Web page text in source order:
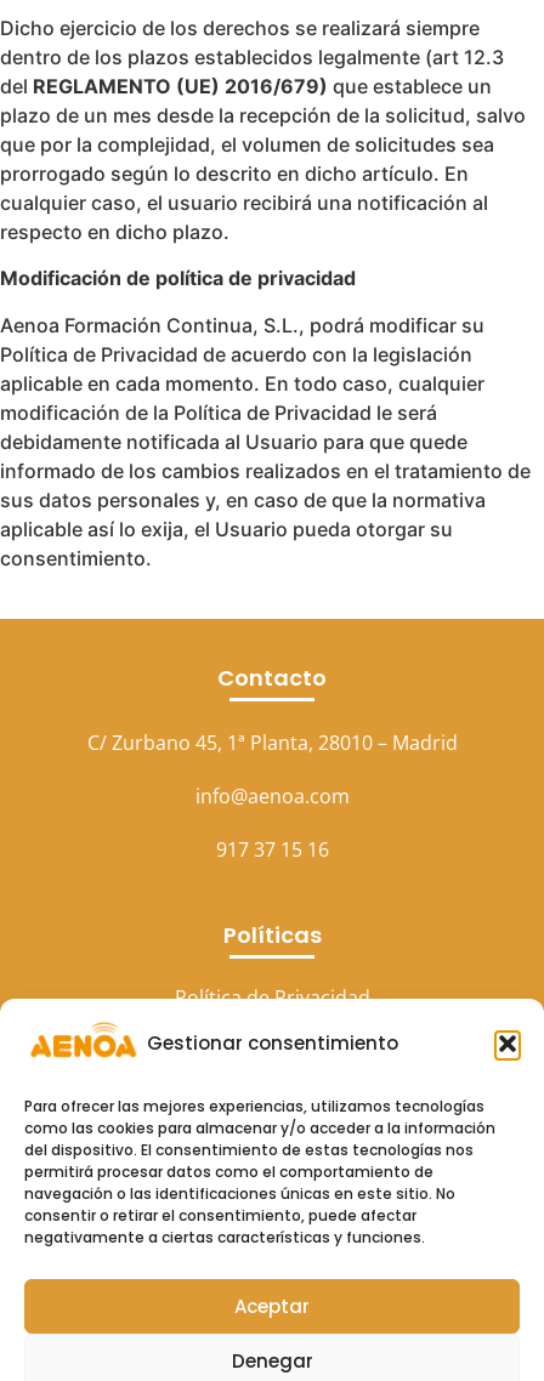
Gestionar consentimiento
Para ofrecer las mejores experiencias, utilizamos tecnologías
como las cookies para almacenar y/o acceder a la información
del dispositivo. El consentimiento de estas tecnologías nos
permitirá procesar datos como el comportamiento de
navegación o las identificaciones únicas en este sitio. No
consentir o retirar el consentimiento, puede afectar
negativamente a ciertas características y funciones.
Aceptar
Denegar
Dicho ejercicio de los derechos se realizará siempre
dentro de los plazos establecidos legalmente (art 12.3
del REGLAMENTO (UE) 2016/679) que establece un
plazo de un mes desde la recepción de la solicitud, salvo
que por la complejidad, el volumen de solicitudes sea
prorrogado según lo descrito en dicho artículo. En
cualquier caso, el usuario recibirá una notificación al
respecto en dicho plazo.
Modificación de política de privacidad
Aenoa Formación Continua, S.L., podrá modificar su
Política de Privacidad de acuerdo con la legislación
aplicable en cada momento. En todo caso, cualquier
modificación de la Política de Privacidad le será
debidamente notificada al Usuario para que quede
informado de los cambios realizados en el tratamiento de
sus datos personales y, en caso de que la normativa
aplicable así lo exija, el Usuario pueda otorgar su
consentimiento.
Contacto
C/ Zurbano 45, 1ª Planta, 28010 – Madrid
info@aenoa.com
917 37 15 16
Políticas
Política de Privacidad
Aviso Legal
Política de cookies (UE)
Copyright © 2026